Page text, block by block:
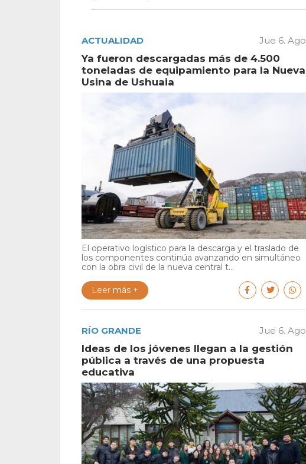
ACTUALIDAD Jue 6. Ago
Ya fueron descargadas más de 4.500
toneladas de equipamiento para la Nueva
Usina de Ushuaia
El operativo logístico para la descarga y el traslado de
los componentes continúa avanzando en simultáneo
con la obra civil de la nueva central t...
Leer más +
RÍO GRANDE Jue 6. Ago
Ideas de los jóvenes llegan a la gestión
pública a través de una propuesta
educativa